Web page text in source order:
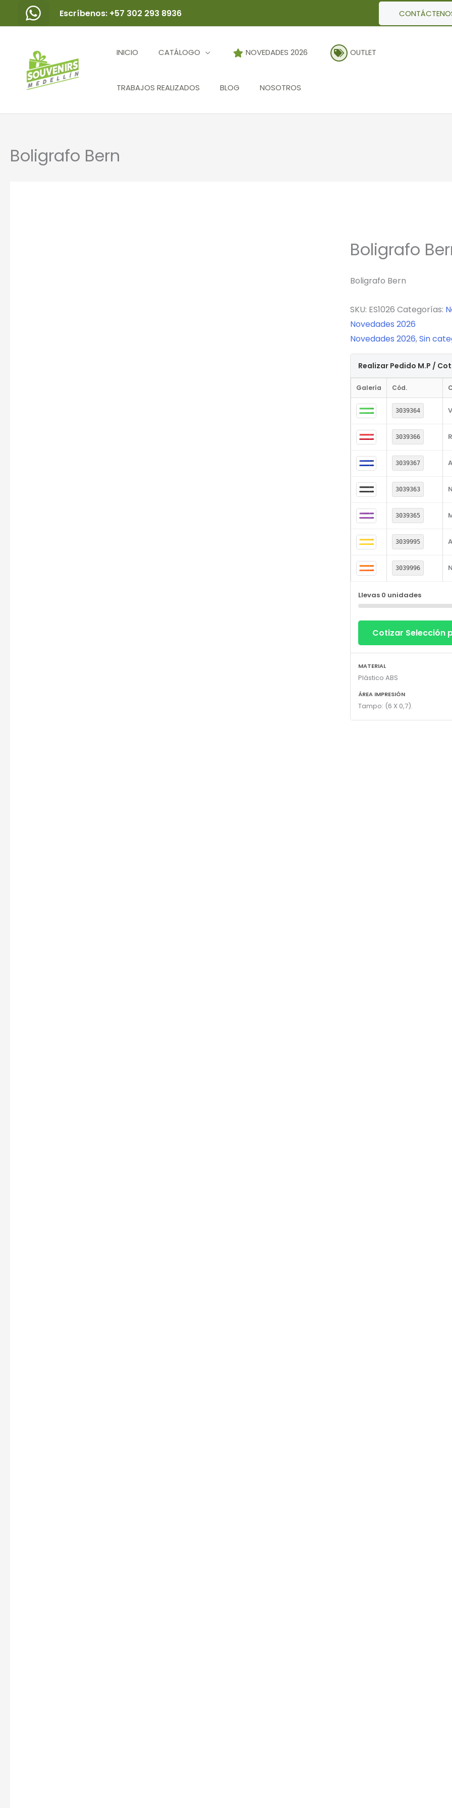
Escríbenos: +57 302 293 8936
INICIO CATÁLOGO NOVEDADES 2026 OUTLET
TRABAJOS REALIZADOS BLOG NOSOTROS
Boligrafo Bern
Boligrafo
Boligrafo Bern
SKU: ES1026 Categorías:
Novedades 2026
Novedades 2026,Sin
Realizar Pedido M.P /
Galería Cód.
3039364
3039366
3039367
3039363
3039365
3039995
3039996
Llevas 0 unidades
Cotizar Selección
MATERIAL
Plástico ABS
ÁREA IMPRESIÓN
Tampo: (6 X 0,7).